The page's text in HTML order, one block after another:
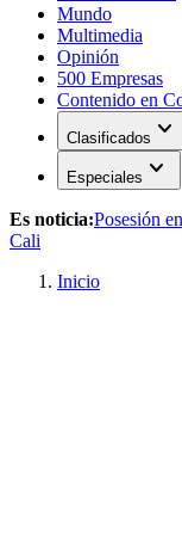
Mundo
Multimedia
Opinión
500 Empresas
Contenido en
Clasificados expand_more
Especiales expand_more
Es noticia:Posesión
Cali
Inicio